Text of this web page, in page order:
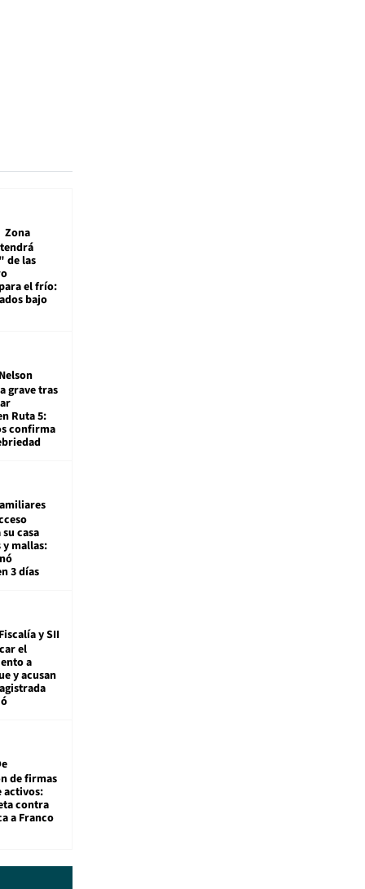
Zona
de las
el frío:
bajo
Nelson
grave tras
Ruta 5:
confirma
casa
mallas:
3 días
Fiscalía y SII
el
a
y acusan
de firmas
activos:
contra
a Franco